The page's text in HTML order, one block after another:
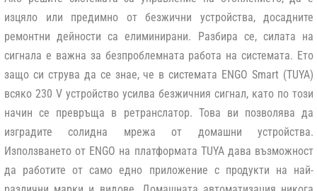
изцяло или предимно от безжични устройства, досадните
ремонтни дейности са елиминирани. Разбира се, силата на
сигнала е важна за безпроблемната работа на системата. Ето
защо си струва да се знае, че в системата ENGO Smart (TUYA)
всяко 230 V устройство усилва безжичния сигнал, като по този
начин се превръща в ретранслатор. Това ви позволява да
изградите солидна мрежа от домашни устройства.
Използването от ENGO на платформата TUYA дава възможност
да работите от само едно приложение с продукти на най-